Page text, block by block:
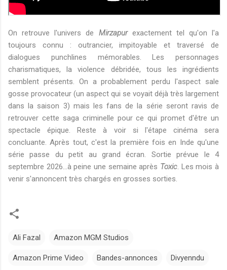
On retrouve l'univers de Mirzapurexactement tel qu'on l'a
toujours connu : outrancier, impitoyable et traversé de
dialogues punchlines mémorables. Les personnages
charismatiques, la violence débridée, tous les ingrédients
semblent présents. On a probablement perdu l'aspect sale
gosse provocateur (un aspect qui se voyait déjà très largement
dans la saison 3) mais les fans de la série seront ravis de
retrouver cette saga criminelle pour ce qui promet d'être un
spectacle épique. Reste à voir si l'étape cinéma sera
concluante. Après tout, c'est la première fois en Inde qu'une
série passe du petit au grand écran. Sortie prévue le 4
septembre 2026...à peine une semaine après Toxic . Les mois à
venir s'annoncent très chargés en grosses sorties.
Ali Fazal Amazon MGM Studios
Amazon Prime Video Bandes-annonces Divyenndu